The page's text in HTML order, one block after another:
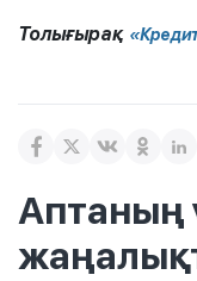
Толығырақ
Аптаның